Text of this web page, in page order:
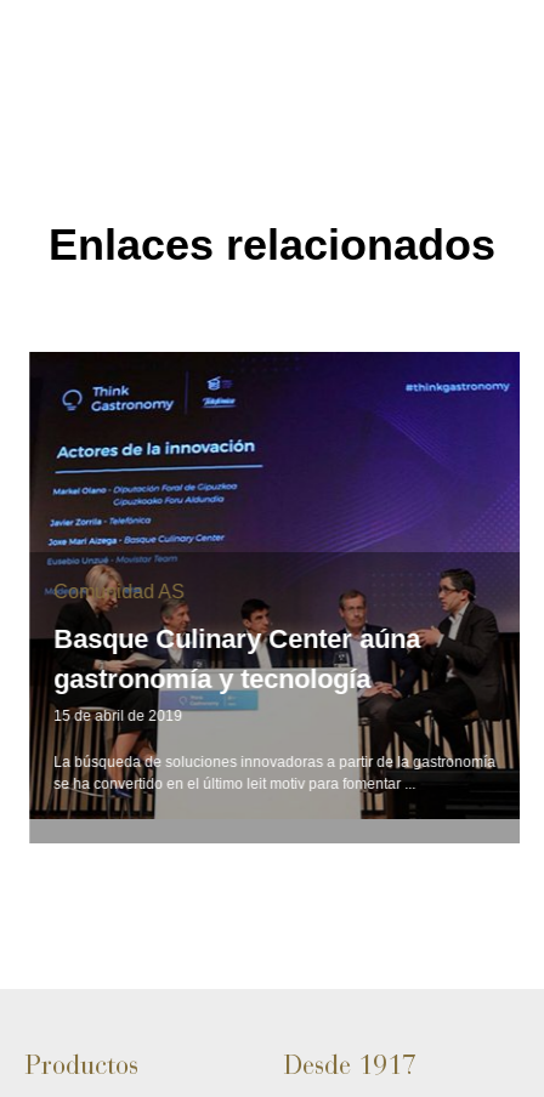
Enlaces relacionados
Comunidad AS
Basque Culinary Center aúna
gastronomía y tecnología
15 de abril de 2019
La búsqueda de soluciones innovadoras a partir de la gastronomía
se ha convertido en el último leit motiv para fomentar ...
Productos Desde 1917